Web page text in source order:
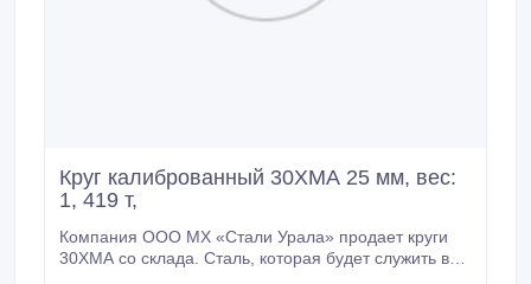
Круг калиброванный 30ХМА 25 мм, вес:
1, 419 т,
Компания ООО МХ «Стали Урала» продает круги
30ХМА со склада. Сталь, которая будет служить вам